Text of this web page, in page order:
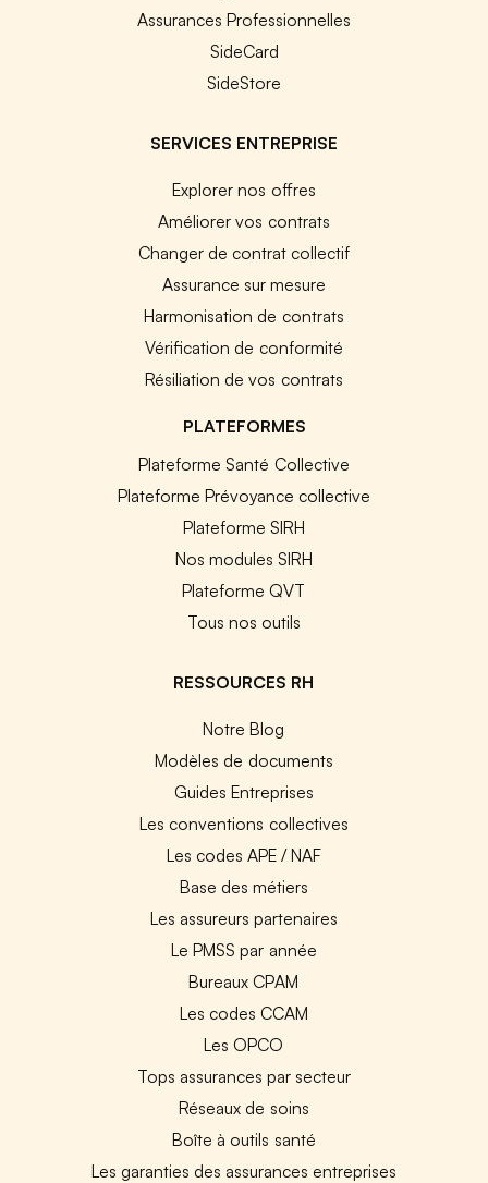
Assurances Professionnelles
SideCard
SideStore
SERVICES ENTREPRISE
Explorer nos offres
Améliorer vos contrats
Changer de contrat collectif
Assurance sur mesure
Harmonisation de contrats
Vérification de conformité
Résiliation de vos contrats
PLATEFORMES
Plateforme Santé Collective
Plateforme Prévoyance collective
Plateforme SIRH
Nos modules SIRH
Plateforme QVT
Tous nos outils
RESSOURCES RH
Notre Blog
Modèles de documents
Guides Entreprises
Les conventions collectives
Les codes APE / NAF
Base des métiers
Les assureurs partenaires
Le PMSS par année
Bureaux CPAM
Les codes CCAM
Les OPCO
Tops assurances par secteur
Réseaux de soins
Boîte à outils santé
Les garanties des assurances entreprises